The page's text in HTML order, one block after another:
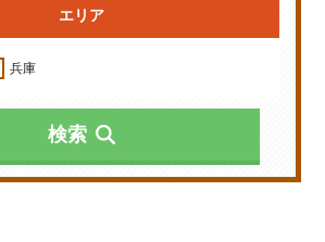
エリア
兵庫
検索